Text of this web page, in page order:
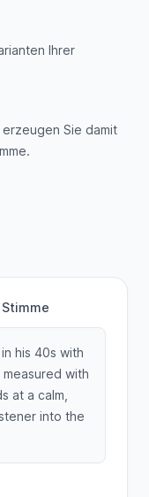
Ihrer
Sie damit
his 40s with
with
at a calm,
into the